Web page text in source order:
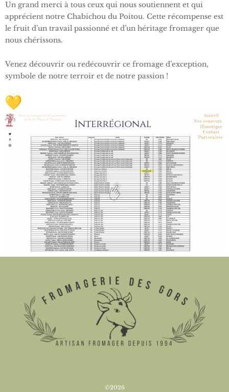
Un grand merci à tous ceux qui nous soutiennent et qui
apprécient notre Chabichou du Poitou. Cette récompense est
le fruit d’un travail passionné et d’un héritage fromager que
nous chérissons.
Venez découvrir ou redécouvrir ce fromage d’exception,
symbole de notre terroir et de notre passion !
©2026